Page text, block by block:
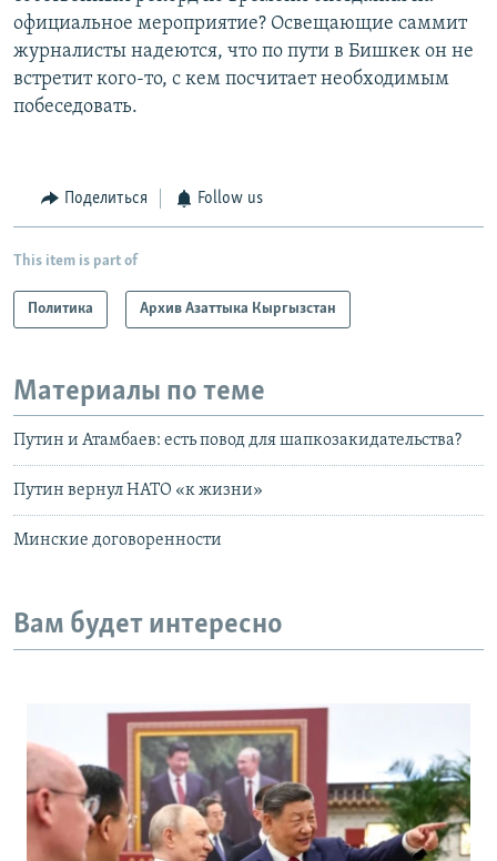
официальное мероприятие? Освещающие саммит
журналисты надеются, что по пути в Бишкек он не
встретит кого-то, с кем посчитает необходимым
побеседовать.
Поделиться Follow us
This item is part of
Политика Архив Азаттыка Кыргызстан
Материалы по теме
Путин и Атамбаев: есть повод для шапкозакидательства?
Путин вернул НАТО «к жизни»
Минские договоренности
Вам будет интересно